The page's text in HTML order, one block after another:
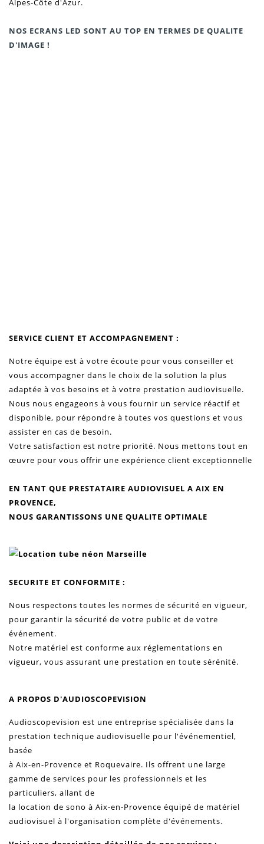
Alpes-Côte d'Azur.
NOS ECRANS LED SONT AU TOP EN TERMES DE QUALITE
D'IMAGE !
SERVICE CLIENT ET ACCOMPAGNEMENT :
Notre équipe est à votre écoute pour vous conseiller et
vous accompagner dans le choix de la solution la plus
adaptée à vos besoins et à votre prestation audiovisuelle.
Nous nous engageons à vous fournir un service réactif et
disponible, pour répondre à toutes vos questions et vous
assister en cas de besoin.
Votre satisfaction est notre priorité. Nous mettons tout en
œuvre pour vous offrir une expérience client exceptionnelle
EN TANT QUE PRESTATAIRE AUDIOVISUEL A AIX EN
PROVENCE,
NOUS GARANTISSONS UNE QUALITE OPTIMALE
SECURITE ET CONFORMITE :
Nous respectons toutes les normes de sécurité en vigueur,
pour garantir la sécurité de votre public et de votre
événement.
Notre matériel est conforme aux réglementations en
vigueur, vous assurant une prestation en toute sérénité.
A PROPOS D'AUDIOSCOPEVISION
Audioscopevision est une entreprise spécialisée dans la
prestation technique audiovisuelle pour l'événementiel,
basée
à Aix-en-Provence et Roquevaire. Ils offrent une large
gamme de services pour les professionnels et les
particuliers, allant de
la location de sono à Aix-en-Provence équipé de matériel
audiovisuel à l'organisation complète d'événements.